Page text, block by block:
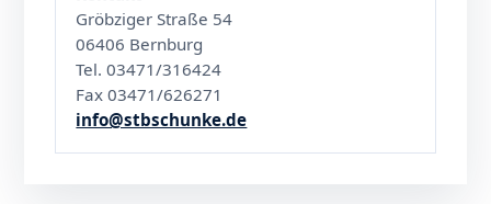
Gröbziger Straße 54
06406 Bernburg
Tel. 03471/316424
Fax 03471/626271
info@stbschunke.de